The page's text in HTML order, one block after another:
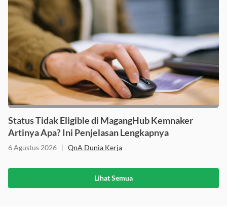
Status Tidak Eligible di MagangHub Kemnaker
Artinya Apa? Ini Penjelasan Lengkapnya
6 Agustus 2026 | QnA Dunia Kerja
Lihat Semua